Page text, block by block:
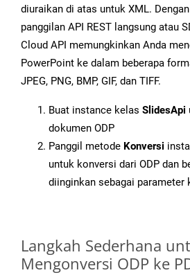
diuraikan di atas untuk XML.
panggilan API REST langsung atau
Cloud API memungkinkan Anda
PowerPoint ke dalam beberapa
JPEG, PNG, BMP, GIF, dan TIFF.
Buat instance kelas SlidesApi
dokumen ODP
Panggil metode Konversi
untuk konversi dari ODP dan
diinginkan sebagai parameter
Langkah Sederhana
Mengonversi ODP ke